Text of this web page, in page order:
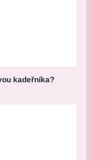
kadeřníka?